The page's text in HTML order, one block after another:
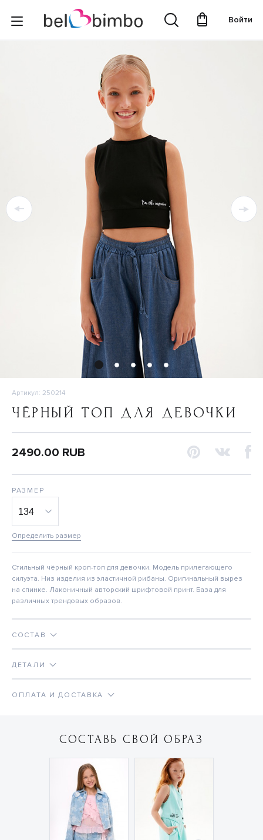
Войти
Артикул: 250214
ЧЁРНЫЙ ТОП ДЛЯ ДЕВОЧКИ
2490.00 RUB
РАЗМЕР
Определить размер
Стильный чёрный кроп-топ для девочки. Модель прилегающего
силуэта. Низ изделия из эластичной рибаны. Оригинальный вырез
на спинке. Лаконичный авторский шрифтовой принт. База для
различных трендовых образов.
СОСТАВ
ДЕТАЛИ
ОПЛАТА И ДОСТАВКА
СОСТАВЬ СВОЙ ОБРАЗ